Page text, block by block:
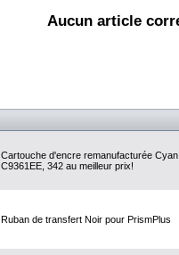
Aucun article
Cartouche d'encre remanufacturée
C9361EE, 342 au meilleur prix!
Ruban de transfert Noir pour PrismPlus